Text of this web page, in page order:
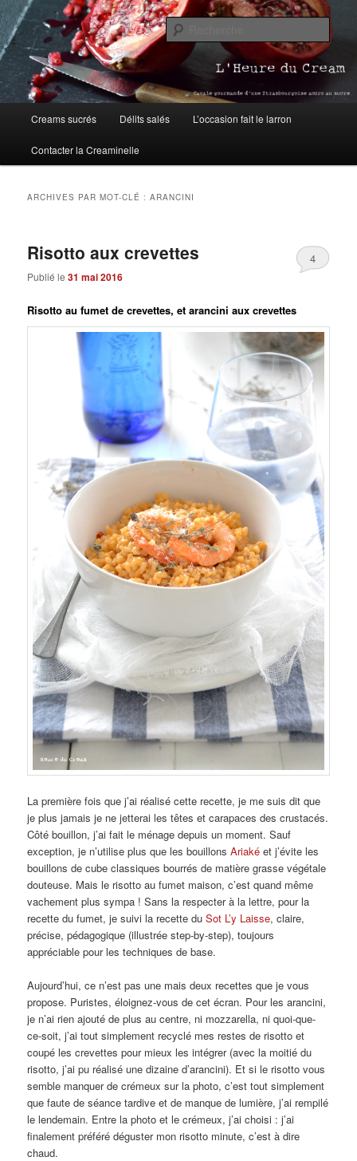
Aller
au
contenu
principal
Aller
au
contenu
secondaireL'Heure du Cream
Blog pâtisserie et cuisine à Strasbourg
principal
Creams sucrés Délits salés L’occasion fait le larron
Contacter la Creaminelle
ARCHIVES PAR MOT-CLÉ :ARANCINI
Risotto aux crevettes
Publié le31 mai 2016
4
Risotto au fumet de crevettes, et arancini aux crevettes
La première fois que j’ai réalisé cette recette, je me suis dit que
je plus jamais je ne jetterai les têtes et carapaces des crustacés.
Côté bouillon, j’ai fait le ménage depuis un moment. Sauf
exception, je n’utilise plus que les bouillonsAriaké et j’évite les
bouillons de cube classiques bourrés de matière grasse végétale
douteuse. Mais le risotto au fumet maison, c’est quand même
vachement plus sympa ! Sans la respecter à la lettre, pour la
recette du fumet, je suivi la recette duSot L’y Laisse, claire,
précise, pédagogique (illustrée step-by-step), toujours
appréciable pour les techniques de base.
Aujourd’hui, ce n’est pas une mais deux recettes que je vous
propose. Puristes, éloignez-vous de cet écran. Pour les arancini,
je n’ai rien ajouté de plus au centre, ni mozzarella, ni quoi-que-
ce-soit, j’ai tout simplement recyclé mes restes de risotto et
coupé les crevettes pour mieux les intégrer (avec la moitié du
risotto, j’ai pu réalisé une dizaine d’arancini). Et si le risotto vous
semble manquer de crémeux sur la photo, c’est tout simplement
que faute de séance tardive et de manque de lumière, j’ai rempilé
le lendemain. Entre la photo et le crémeux, j’ai choisi : j’ai
finalement préféré déguster mon risotto minute, c’est à dire
chaud.